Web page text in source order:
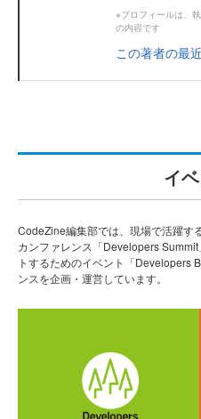
※プロフィールは、
の内容です
この著者の最
イ
CodeZine編集部では、現場で活躍す
カンファレンス「Developers
トするためのイベント「Developers
ンスを企画・運営しています。